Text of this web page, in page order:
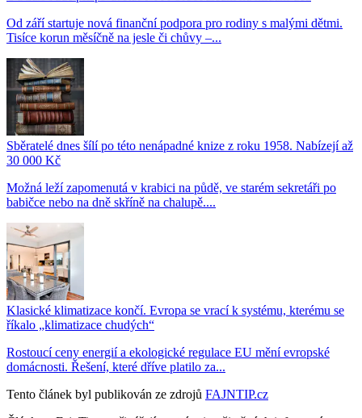
Od září startuje nová finanční podpora pro rodiny s malými dětmi.
Tisíce korun měsíčně na jesle či chůvy –...
Sběratelé dnes šílí po této nenápadné knize z roku 1958. Nabízejí až
30 000 Kč
Možná leží zapomenutá v krabici na půdě, ve starém sekretáři po
babičce nebo na dně skříně na chalupě....
Klasické klimatizace končí. Evropa se vrací k systému, kterému se
říkalo „klimatizace chudých“
Rostoucí ceny energií a ekologické regulace EU mění evropské
domácnosti. Řešení, které dříve platilo za...
Tento článek byl publikován ze zdrojů FAJNTIP.cz